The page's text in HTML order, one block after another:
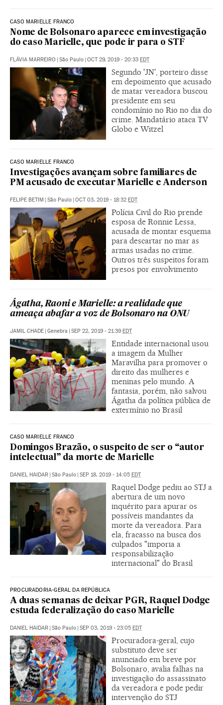
CASO MARIELLE FRANCO
Nome de Bolsonaro aparece em investigação
do caso Marielle, que pode ir para o STF
FLÁVIA MARREIRO | São Paulo | OCT 29, 2019 - 20:33 EDT
Segundo 'JN', porteiro disse
em depoimento que acusado
de matar vereadora buscou
presidente em seu
condomínio no Rio no dia do
crime. Mandatário ataca TV
Globo e Witzel
CASO MARIELLE FRANCO
Investigações avançam sobre familiares de
PM acusado de executar Marielle e Anderson
FELIPE BETIM | São Paulo | OCT 03, 2019 - 18:32 EDT
Polícia Civil do Rio prende
esposa de Ronnie Lessa,
acusada de montar esquema
para descartar no mar as
armas usadas no crime.
Outros três suspeitos foram
presos por envolvimento
Ágatha, Raoni e Marielle: a realidade que
ameaça abafar a voz de Bolsonaro na ONU
JAMIL CHADE | Genebra | SEP 22, 2019 - 21:39 EDT
Entidade internacional usou
a imagem da Mulher
Maravilha para promover o
direito das mulheres e
meninas pelo mundo. A
fantasia, porém, não salvou
Ágatha da política pública de
extermínio no Brasil
CASO MARIELLE FRANCO
Domingos Brazão, o suspeito de ser o “autor
intelectual” da morte de Marielle
DANIEL HAIDAR | São Paulo | SEP 18, 2019 - 14:05 EDT
Raquel Dodge pediu ao STJ a
abertura de um novo
inquérito para apurar os
possíveis mandantes da
morte da vereadora. Para
ela, fracasso na busca dos
culpados "imporia a
responsabilização
internacional" do Brasil
PROCURADORIA-GERAL DA REPÚBLICA
A duas semanas de deixar PGR, Raquel Dodge
estuda federalização do caso Marielle
DANIEL HAIDAR | São Paulo | SEP 03, 2019 - 23:05 EDT
Procuradora-geral, cujo
substituto deve ser
anunciado em breve por
Bolsonaro, avalia falhas na
investigação do assassinato
da vereadora e pode pedir
intervenção do STJ